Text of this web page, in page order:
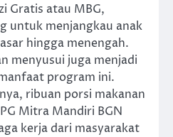
Gratis atau MBG,
untuk menjangkau anak
hingga menengah.
menyusui juga menjadi
program ini.
ribuan porsi makanan
Mitra Mandiri BGN
kerja dari masyarakat